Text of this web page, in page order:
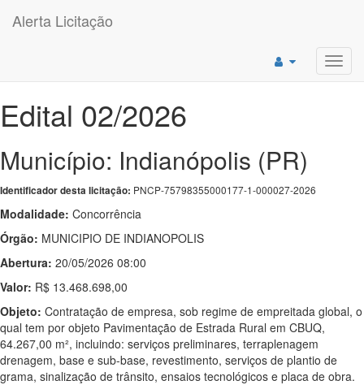
Alerta Licitação
Edital 02/2026
Município: Indianópolis (PR)
Identificador desta licitação: PNCP-75798355000177-1-000027-2026
Modalidade: Concorrência
Órgão: MUNICIPIO DE INDIANOPOLIS
Abertura: 20/05/2026 08:00
Valor: R$ 13.468.698,00
Objeto: Contratação de empresa, sob regime de empreitada global, o
qual tem por objeto Pavimentação de Estrada Rural em CBUQ,
64.267,00 m², incluindo: serviços preliminares, terraplenagem
drenagem, base e sub-base, revestimento, serviços de plantio de
grama, sinalização de trânsito, ensaios tecnológicos e placa de obra.